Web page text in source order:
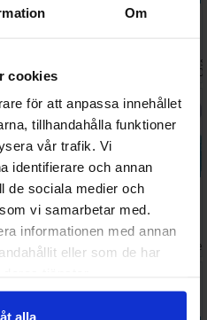
Om
cookies
för att anpassa innehållet
tillhandahålla funktioner
vår trafik. Vi
identifierare och annan
de sociala medier och
vi samarbetar med.
informationen med annan
eller som de har
alla
1
Garden
209 SEK
Ego - NORSK
2026-
1
Köp
AdUndas
Brädspel
329 SEK
Köp
Candy Spiders
Leopards
Brädspel
194 SEK I